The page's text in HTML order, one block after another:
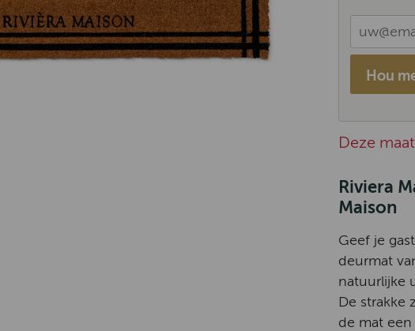
Hou
Deze
Riviera
Maison
Geef je
deurmat
natuurlijke
De strakke
de mat